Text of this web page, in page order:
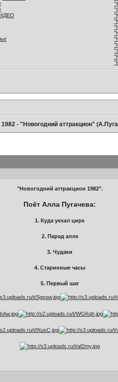
1982 - "Новогодний аттракцион"
"Новогодний аттракцион 1982".
Поёт Алла Пугачева:
1. Куда уехал цирк
2. Парад алле
3. Чудаки
4. Старинные часы
5. Первый шаг